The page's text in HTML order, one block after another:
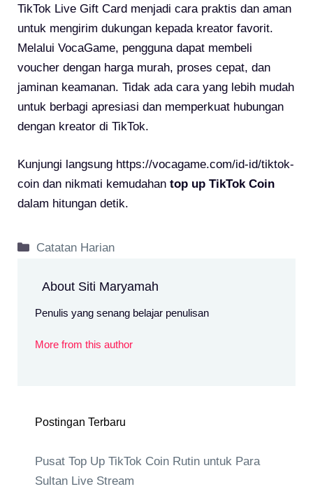
TikTok Live Gift Card menjadi cara praktis dan aman
untuk mengirim dukungan kepada kreator favorit.
Melalui VocaGame, pengguna dapat membeli
voucher dengan harga murah, proses cepat, dan
jaminan keamanan. Tidak ada cara yang lebih mudah
untuk berbagi apresiasi dan memperkuat hubungan
dengan kreator di TikTok.
Kunjungi langsung https://vocagame.com/id-id/tiktok-
coin dan nikmati kemudahan top up TikTok Coin
dalam hitungan detik.
Kategori
Catatan Harian
About Siti Maryamah
Penulis yang senang belajar penulisan
More from this author
Postingan Terbaru
Pusat Top Up TikTok Coin Rutin untuk Para
Sultan Live Stream